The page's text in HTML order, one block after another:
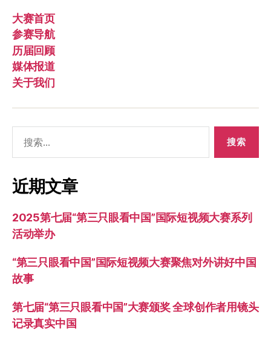
大赛首页
参赛导航
历届回顾
媒体报道
关于我们
索：
近期文章
2025第七届“第三只眼看中国”国际短视频大赛系列
活动举办
“第三只眼看中国”国际短视频大赛聚焦对外讲好中国
故事
第七届“第三只眼看中国”大赛颁奖 全球创作者用镜头
记录真实中国